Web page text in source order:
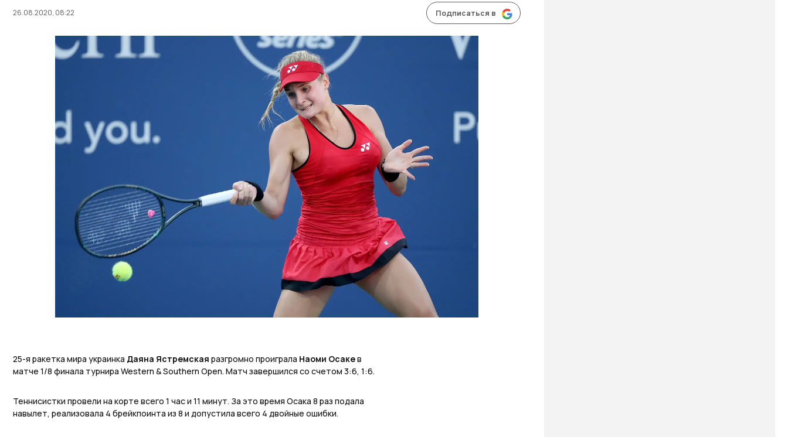
26.08.2020, 08:22 Подписаться в
25-я ракетка мира украинка Даяна Ястремская разгромно проиграла Наоми Осакев
матче 1/8 финала турнира Western & Southern Open. Матч завершился со счетом 3:6, 1:6.
Теннисистки провели на корте всего 1 час и 11 минут. За это время Осака 8 раз подала
навылет, реализовала 4 брейкпоинта из 8 и допустила всего 4 двойные ошибки.